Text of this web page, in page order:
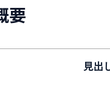
要
見出